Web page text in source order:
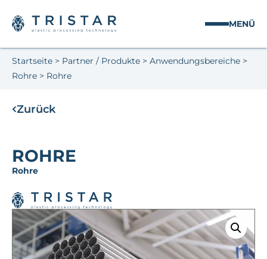
MENÜ
Startseite > Partner / Produkte > Anwendungsbereiche >
Rohre > Rohre
Zurück
ROHRE
Rohre